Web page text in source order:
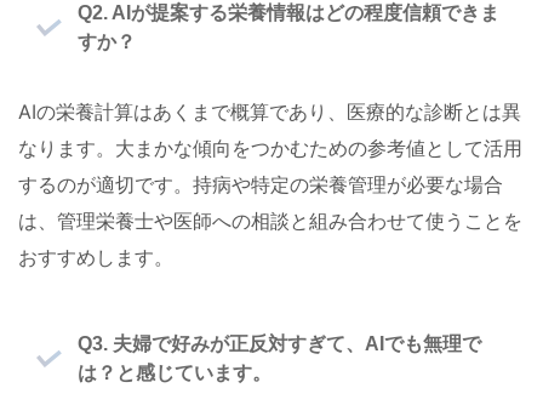
Q2. AIが提案する栄養情報はどの程度信頼できま
すか？
AIの栄養計算はあくまで概算であり、医療的な診断とは異
なります。大まかな傾向をつかむための参考値として活用
するのが適切です。持病や特定の栄養管理が必要な場合
は、管理栄養士や医師への相談と組み合わせて使うことを
おすすめします。
Q3. 夫婦で好みが正反対すぎて、AIでも無理で
は？と感じています。